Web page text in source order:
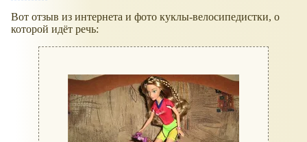
Вот отзыв из интернета и фото куклы-велосипедистки, о
которой идёт речь: